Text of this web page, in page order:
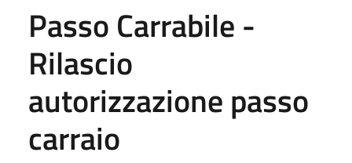
Passo Carrabile -
Rilascio
autorizzazione passo
carraio